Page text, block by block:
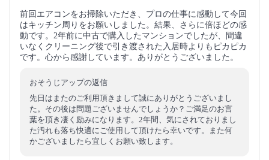
前回エアコンをお掃除いただき、プロの仕事に感動して今回
はキッチン周りをお願いしました。結果、さらに倍ほどの感
動です。2年前に中古で購入したマンションでしたが、間違
いなくクリーニング後で引き渡された入居時よりもピカピカ
です。心から感謝しています。ありがとうございました。
おそうじアップの返信
先日はまたのご利用頂きまして誠にありがとうございまし
た。その後は問題ございませんでしょうか？ご満足のお言
葉を頂き凄く励みになります。2年間、気にされておりまし
た汚れも落ち快適にご使用して頂けたら幸いです。また何
かございましたら宜しくお願い致します。